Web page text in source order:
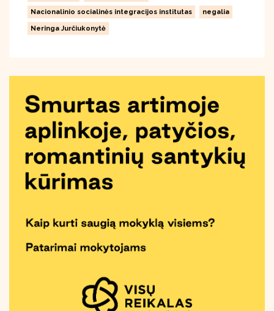
Nacionalinio socialinės integracijos institutas negalia
Neringa Jurčiukonytė